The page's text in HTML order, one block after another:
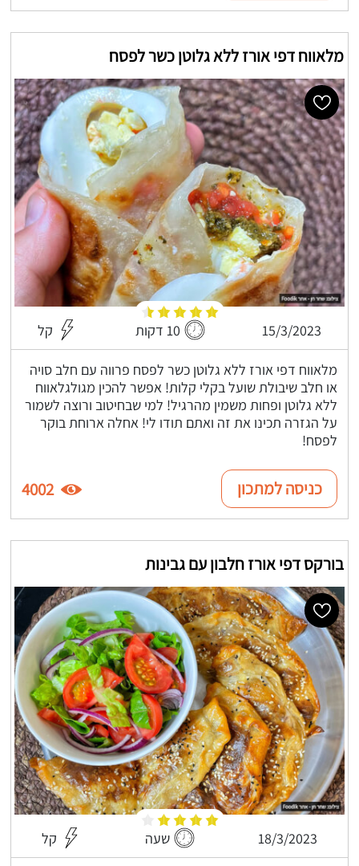
מלאווח דפי אורז ללא גלוטן כשר לפסח
15/3/2023 10 דקות קל
מלאווח דפי אורז ללא גלוטן כשר לפסח פרווה עם חלב סויה
או חלב שיבולת שועל בקלי קלות! אפשר להכין מגולגלאווח
ללא גלוטן ופחות משמין מהרגיל! למי שבחיטוב ורוצה לשמור
על הגזרה תכינו את זה ואתם תודו לי! אחלה ארוחת בוקר
לפסח!
כניסה למתכון 4002
בורקס דפי אורז חלבון עם גבינות
18/3/2023 שעה קל